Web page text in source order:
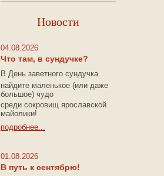
Новости
04.08.2026
Что там, в сундучке?
В День заветного сундучка
найдите маленькое (или даже
большое) чудо
среди сокровищ ярославской
майолики!
подробнее...
01.08.2026
В путь к сентябрю!